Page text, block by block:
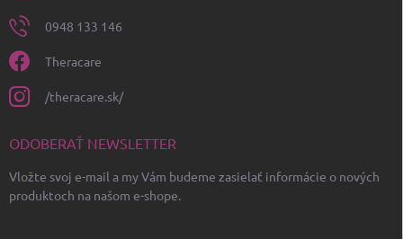
0948 133 146
Theracare
/theracare.sk/
ODOBERAŤ NEWSLETTER
Vložte svoj e-mail a my Vám budeme zasielať informácie o nových
produktoch na našom e-shope.